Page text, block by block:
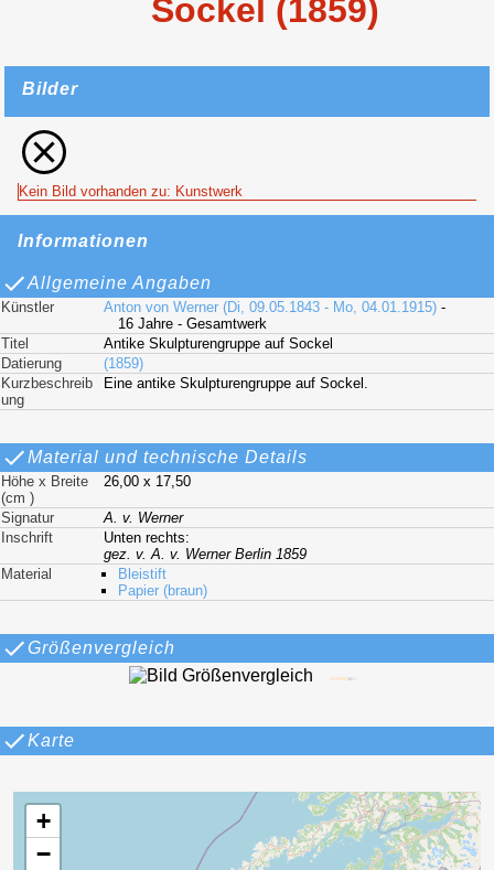
Sockel (1859)
Bilder
Kein Bild vorhanden zu: Kunstwerk
Informationen
Allgemeine Angaben
Künstler Anton von Werner (Di, 09.05.1843 - Mo, 04.01.1915) -
16 Jahre - Gesamtwerk
Titel
Antike Skulpturengruppe auf Sockel
Datierung
(1859)
Kurzbeschreib
ung
Eine antike Skulpturengruppe auf Sockel.
Material und technische Details
Höhe x Breite
(cm )
26,00 x 17,50
Signatur
A. v. Werner
Inschrift
Unten rechts:
gez. v. A. v. Werner Berlin 1859
Material
Bleistift
Papier (braun)
Größenvergleich
Karte
+
−